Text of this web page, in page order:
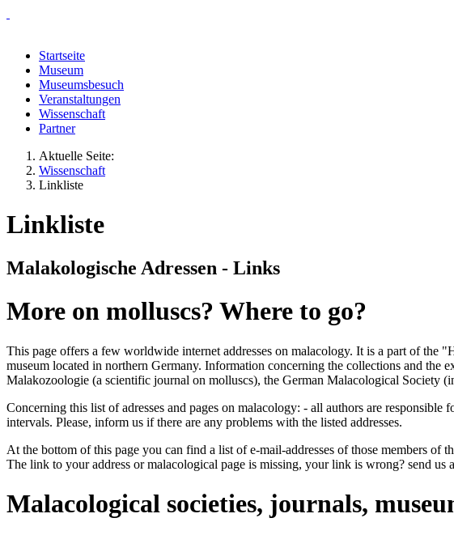
Startseite
Museum
Museumsbesuch
Veranstaltungen
Wissenschaft
Partner
Aktuelle Seite:
Wissenschaft
Linkliste
Linkliste
Malakologische Adressen - Links
More on molluscs? Where to go?
This page offers a few worldwide internet addresses on malacology. It is a part of the
museum located in northern Germany. Information concerning the collections and
Malakozoologie (a scientific journal on molluscs), the German Malacological Society
Concerning this list of adresses and pages on malacology: - all authors are
intervals. Please, inform us if there are any problems with the listed addresses.
At the bottom of this page you can find a list of e-mail-addresses of those members
The link to your address or malacological page is missing, your link is wrong? send us
Malacological societies, journals,